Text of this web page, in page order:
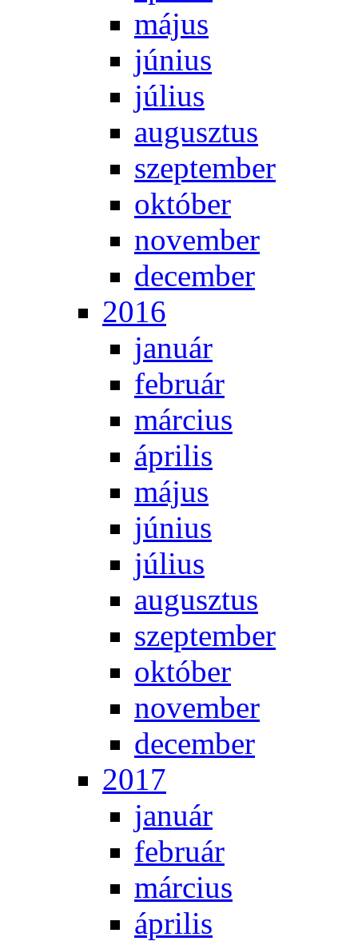
má­jus
jú­ni­us
jú­li­us
au­gusz­tus
szep­tem­ber
ok­tó­ber
no­vem­ber
de­cem­ber
2016
ja­nu­ár
feb­ru­ár
már­ci­us
áp­ri­lis
má­jus
jú­ni­us
jú­li­us
au­gusz­tus
szep­tem­ber
ok­tó­ber
no­vem­ber
de­cem­ber
2017
ja­nu­ár
feb­ru­ár
már­ci­us
áp­ri­lis